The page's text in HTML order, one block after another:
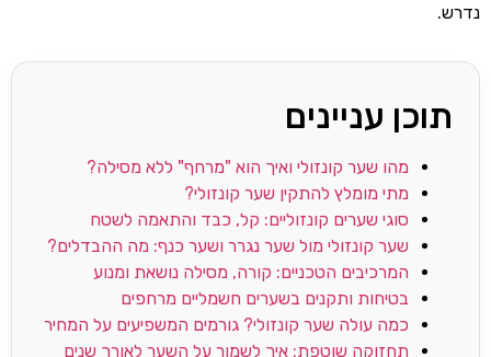
נדרש.
תוכן עניינים
מהו שער קונזולי ואיך הוא "מרחף" ללא מסילה?
מתי מומלץ להתקין שער קונזולי?
סוגי שערים קונזוליים: קל, כבד והתאמה לשטח
שער קונזולי מול שער נגרר ושער כנף: מה ההבדלים?
המרכיבים הטכניים: קורה, מסילה נושאת ומנוע
בטיחות ותקנים בשערים חשמליים מרחפים
כמה עולה שער קונזולי? גורמים המשפיעים על המחיר
תחזוקה שוטפת: איך לשמור על השער לאורך שנים